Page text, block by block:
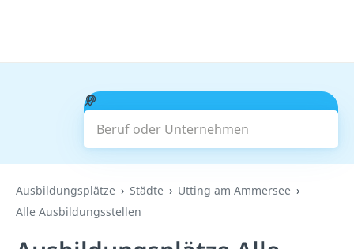
Beruf oder Unternehmen
Suchen
Ausbildungsplätze Städte
Utting am Ammersee
Alle Ausbildungsstellen